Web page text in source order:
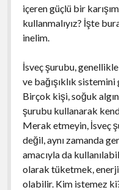
içeren güçlü bir
kullanmalıyız? İşte
inelim.
İsveç şurubu,
ve bağışıklık
Birçok kişi, soğuk
şurubu kullanarak
Merak etmeyin, İsveç
değil, aynı zamanda
amacıyla da
olarak tüketmek,
olabilir. Kim istemez